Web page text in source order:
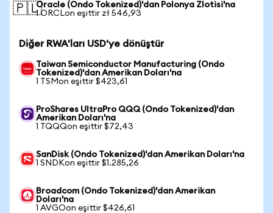
🇵🇱Oracle (Ondo Tokenized)'dan Polonya Zlotisi'na
1 ORCLon eşittir zł 546,93
Diğer RWA'ları USD'ye dönüştür
Taiwan Semiconductor Manufacturing (Ondo
Tokenized)'dan Amerikan Doları'na
1 TSMon eşittir $423,61
ProShares UltraPro QQQ (Ondo Tokenized)'dan
Amerikan Doları'na
1 TQQQon eşittir $72,43
SanDisk (Ondo Tokenized)'dan Amerikan Doları'na
1 SNDKon eşittir $1.285,26
Broadcom (Ondo Tokenized)'dan Amerikan
Doları'na
1 AVGOon eşittir $426,61